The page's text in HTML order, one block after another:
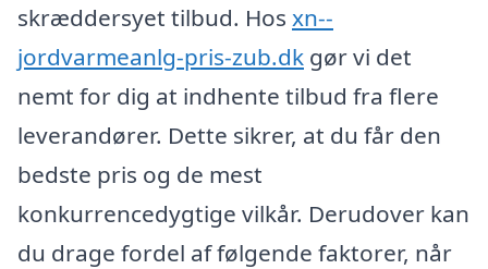
skræddersyet tilbud. Hos xn--
jordvarmeanlg-pris-zub.dk gør vi det
nemt for dig at indhente tilbud fra flere
leverandører. Dette sikrer, at du får den
bedste pris og de mest
konkurrencedygtige vilkår. Derudover kan
du drage fordel af følgende faktorer, når